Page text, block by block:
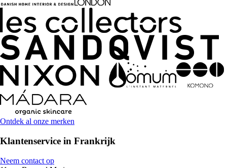
Ontdek al onze merken
Klantenservice in Frankrijk
Neem contact op